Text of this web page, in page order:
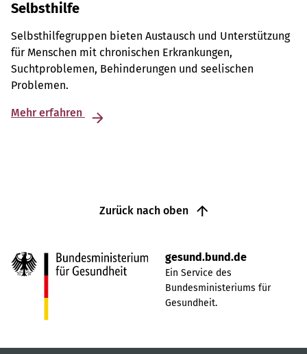
Selbsthilfe
Selbsthilfegruppen bieten Austausch und Unterstützung
für Menschen mit chronischen Erkrankungen,
Suchtproblemen, Behinderungen und seelischen
Problemen.
Mehr erfahren
Zurück nach oben
gesund.bund.de
Ein Service des
Bundesministeriums für
Gesundheit.